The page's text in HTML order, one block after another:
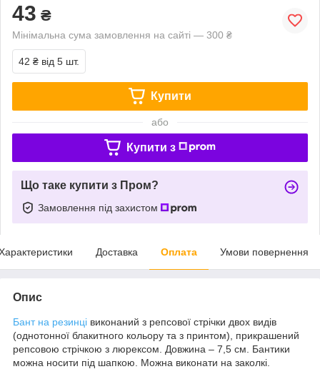
43 ₴
Мінімальна сума замовлення на сайті — 300 ₴
42 ₴ від 5 шт.
Купити
або
Купити з
Що таке купити з Пром?
Замовлення під захистом
Доставка Оплата Умови повернення
Опис
Бант на резинці виконаний з репсової стрічки двох видів
(однотонної блакитного кольору та з принтом), прикрашений
репсовою стрічкою з люрексом. Довжина – 7,5 см. Бантики
можна носити під шапкою. Можна виконати на заколкі.